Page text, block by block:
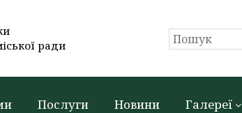
ради
Послуги Новини Галереї